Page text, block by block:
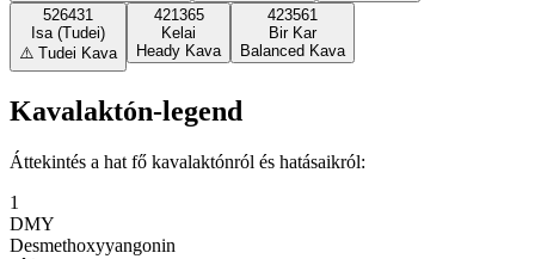
526431
Isa (Tudei)
⚠️ Tudei Kava
421365
Kelai
Heady Kava
423561
Bir Kar
Balanced Kava
Kavalaktón-legend
Áttekintés a hat fő kavalaktónról és hatásaikról:
1
DMY
Desmethoxyyangonin